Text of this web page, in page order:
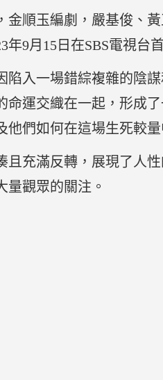
金順玉編劇，嚴基俊、
9月15日在SBS電視台
入一場錯綜複雜的陰
運交織在一起，形成
們如何在這場生死較量
充滿反轉，展現了人
量觀眾的關注。